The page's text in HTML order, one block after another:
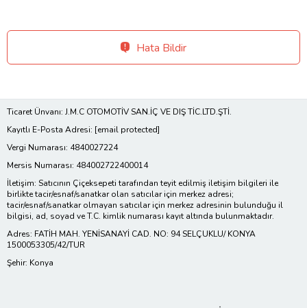
Hata Bildir
Ticaret Ünvanı: J.M.C OTOMOTİV SAN.İÇ VE DIŞ TİC.LTD.ŞTİ.
Kayıtlı E-Posta Adresi: [email protected]
Vergi Numarası: 4840027224
Mersis Numarası: 484002722400014
İletişim: Satıcının Çiçeksepeti tarafından teyit edilmiş iletişim bilgileri ile
birlikte tacir/esnaf/sanatkar olan satıcılar için merkez adresi;
tacir/esnaf/sanatkar olmayan satıcılar için merkez adresinin bulunduğu il
bilgisi, ad, soyad ve T.C. kimlik numarası kayıt altında bulunmaktadır.
Adres: FATİH MAH. YENİSANAYİ CAD. NO: 94 SELÇUKLU/ KONYA
1500053305/42/TUR
Şehir: Konya